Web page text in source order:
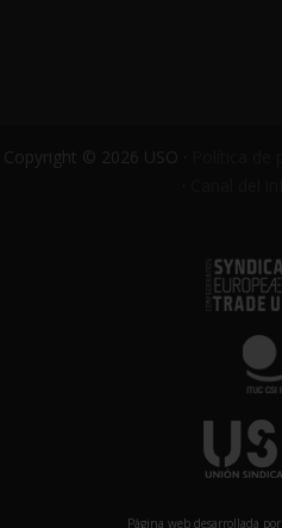
Copyright © 2026 USO ·
Página web desarrollada por